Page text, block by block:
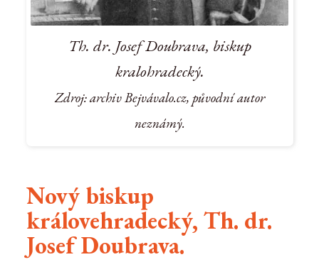
Th. dr. Josef Doubrava, biskup
kralohradecký.
Zdroj: archiv Bejvávalo.cz, původní autor
neznámý.
Nový biskup
královehradecký, Th. dr.
Josef Doubrava.